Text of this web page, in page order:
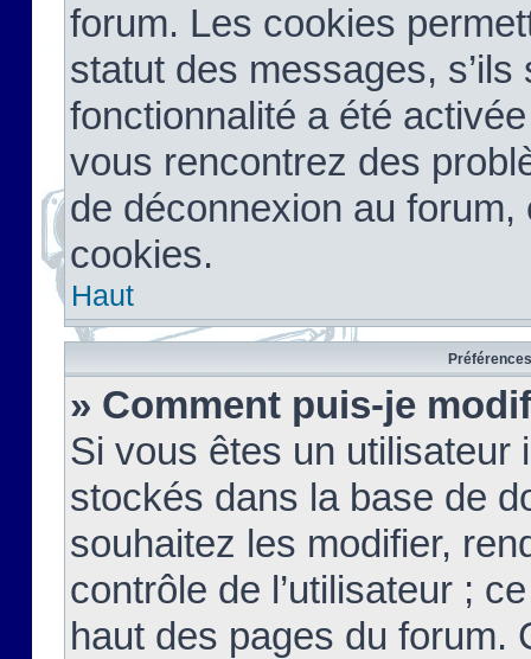
forum. Les cookies
statut des messages,
fonctionnalité a été
vous rencontrez des
de déconnexion au
cookies.
Haut
» Comment puis-je
Si vous êtes un
stockés dans la base de
souhaitez les modifier,
contrôle de l’utilisateur ;
haut des pages du forum.